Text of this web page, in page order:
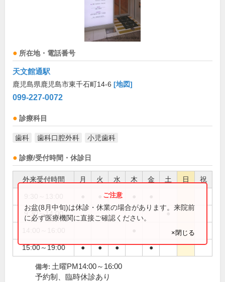
所在地・電話番号
天文館通駅
鹿児島県鹿児島市東千石町14-6 [地図]
099-227-0072
診療科目
歯科 歯科口腔外科 小児歯科
診療/受付時間・休診日
外来受付時間 月 火 水 木 金 土 日 祝
●
9:30～14:00 ●
15:00～19:00 ● ● ● ●
お盆(8月中旬)は休診・休業の場合があります。来院前
に必ず医療機関に直接ご確認ください。
×閉じる
備考: 土曜PM14:00～16:00
予約制、臨時休診あり